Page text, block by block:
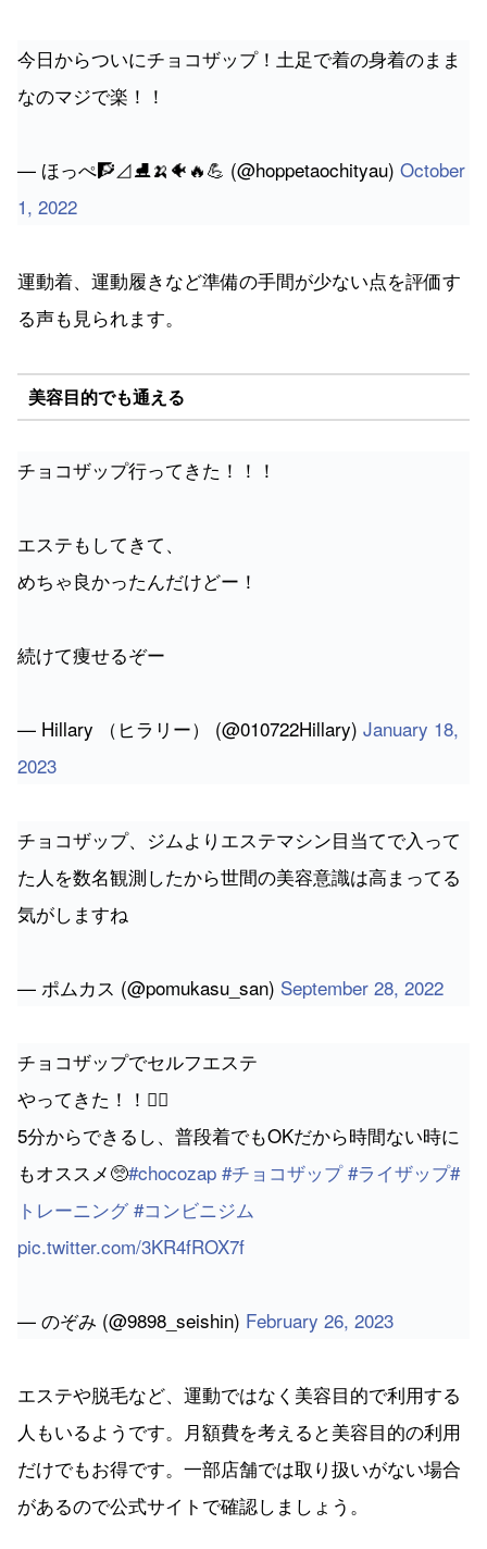
今日からついにチョコザップ！土足で着の身着のまま
なのマジで楽！！
— ほっぺ🧗⊿⛸🍌🐠🔥💪 (@hoppetaochityau) October
1, 2022
運動着、運動履きなど準備の手間が少ない点を評価す
る声も見られます。
美容目的でも通える
チョコザップ行ってきた！！！
エステもしてきて、
めちゃ良かったんだけどー！
続けて痩せるぞー
— Hillary （ヒラリー） (@010722Hillary) January 18,
2023
チョコザップ、ジムよりエステマシン目当てで入って
た人を数名観測したから世間の美容意識は高まってる
気がしますね
— ポムカス (@pomukasu_san) September 28, 2022
チョコザップでセルフエステ
やってきた！！💆‍♀️
5分からできるし、普段着でもOKだから時間ない時に
もオススメ🥺#chocozap #チョコザップ #ライザップ#
トレーニング #コンビニジム
pic.twitter.com/3KR4fROX7f
— のぞみ (@9898_seishin) February 26, 2023
エステや脱毛など、運動ではなく美容目的で利用する
人もいるようです。月額費を考えると美容目的の利用
だけでもお得です。一部店舗では取り扱いがない場合
があるので公式サイトで確認しましょう。